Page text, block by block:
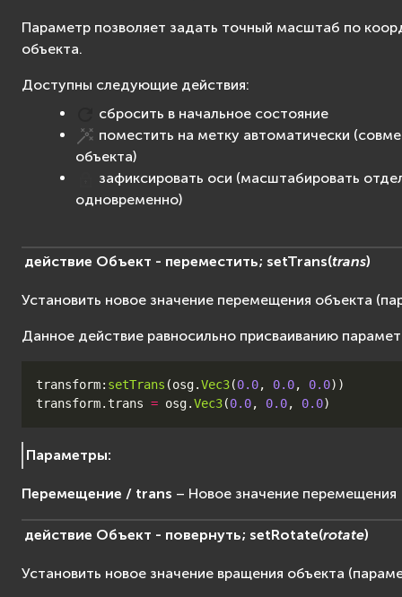
Параметр позволяет задать точный масштаб по
объекта.
Доступны следующие действия:
сбросить в начальное состояние
поместить на метку автоматически
объекта)
зафиксировать оси (масштабировать
одновременно)
действие Объект - переместить; setTrans(trans)
Установить новое значение перемещения объекта
Данное действие равносильно присваиванию
transform: setTrans (osg.Vec3(0.0, 0.0, 0.0))
transform. trans = osg.Vec3(0.0, 0.0, 0.0)
Параметры:
Перемещение / trans – Новое значение перемещения
действие Объект - повернуть; setRotate(rotate)
Установить новое значение вращения объекта